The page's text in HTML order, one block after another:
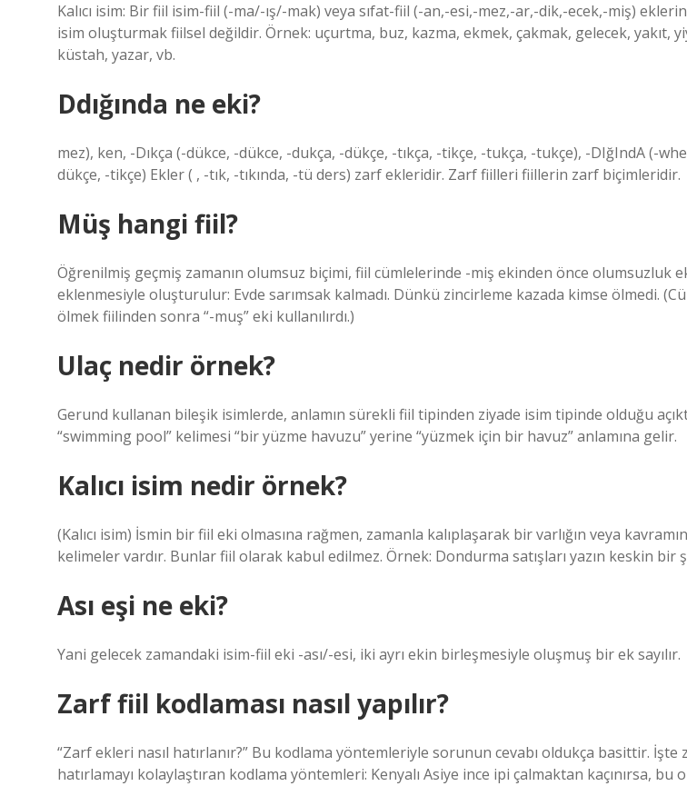
Kalıcı isim: Bir fiil isim-fiil (-ma/-ış/-mak) veya sıfat-fiil (-an,-esi,-mez,-ar,-dik,-ecek,-miş)
isim oluşturmak fiilsel değildir. Örnek: uçurtma, buz, kazma, ekmek, çakmak, gelecek, yakıt,
küstah, yazar, vb.
Ddığında ne eki?
mez), ken, -Dıkça (-dükce, -dükce, -dukça, -dükçe, -tıkça, -tikçe, -tukça, -tukçe), -DIğIndA (-
dükçe, -tikçe) Ekler ( , -tık, -tıkında, -tü ders) zarf ekleridir. Zarf fiilleri fiillerin zarf biçimleridir.
Müş hangi fiil?
Öğrenilmiş geçmiş zamanın olumsuz biçimi, fiil cümlelerinde -miş ekinden önce olumsuzluk
eklenmesiyle oluşturulur: Evde sarımsak kalmadı. Dünkü zincirleme kazada kimse ölmedi.
ölmek fiilinden sonra “-muş” eki kullanılırdı.)
Ulaç nedir örnek?
Gerund kullanan bileşik isimlerde, anlamın sürekli fiil tipinden ziyade isim tipinde olduğu
“swimming pool” kelimesi “bir yüzme havuzu” yerine “yüzmek için bir havuz” anlamına gelir.
Kalıcı isim nedir örnek?
(Kalıcı isim) İsmin bir fiil eki olmasına rağmen, zamanla kalıplaşarak bir varlığın veya
kelimeler vardır. Bunlar fiil olarak kabul edilmez. Örnek: Dondurma satışları yazın keskin bir
Ası eşi ne eki?
Yani gelecek zamandaki isim-fiil eki -ası/-esi, iki ayrı ekin birleşmesiyle oluşmuş bir ek sayılır.
Zarf fiil kodlaması nasıl yapılır?
“Zarf ekleri nasıl hatırlanır?” Bu kodlama yöntemleriyle sorunun cevabı oldukça basittir. İşte
hatırlamayı kolaylaştıran kodlama yöntemleri: Kenyalı Asiye ince ipi çalmaktan kaçınırsa, bu